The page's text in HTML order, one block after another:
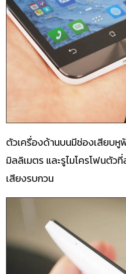
ตัวเครื่องด้านบนมีช่องเสียบหู
มิลลิเมตร และรูไมโครโฟนตัว
เสียงรบกวน